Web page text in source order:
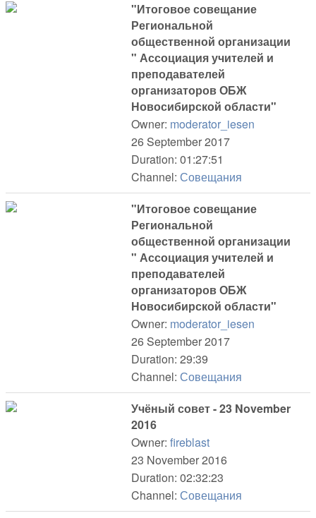
"Итоговое совещание
Региональной
общественной организации
" Ассоциация учителей и
преподавателей
организаторов ОБЖ
Новосибирской области"
Owner: moderator_iesen
26 September 2017
Duration: 01:27:51
Channel: Совещания
"Итоговое совещание
Региональной
общественной организации
" Ассоциация учителей и
преподавателей
организаторов ОБЖ
Новосибирской области"
Owner: moderator_iesen
26 September 2017
Duration: 29:39
Channel: Совещания
Учёный совет - 23 November
2016
Owner: fireblast
23 November 2016
Duration: 02:32:23
Channel: Совещания